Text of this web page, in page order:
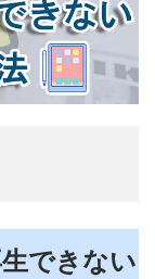
できない